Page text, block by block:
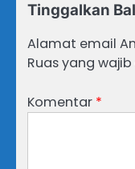
Tinggalkan
Alamat email
Ruas yang
Komentar *